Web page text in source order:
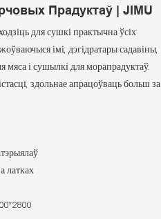
Прадуктаў | JIMU
для сушкі практычна ўсіх
імі, дэгідратары садавіны,
мяса і сушылкі для морапрадуктаў.
здольнае апрацоўваць больш за
латках